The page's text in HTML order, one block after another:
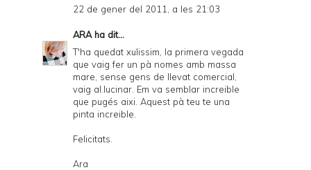
22 de gener del 2011, a les 21:03
ARAha dit...
T'ha quedat xulissim, la primera vegada
que vaig fer un pà nomes amb massa
mare, sense gens de llevat comercial,
vaig al.lucinar. Em va semblar increible
que pugés aixi. Aquest pà teu te una
pinta increible.
Felicitats.
Ara